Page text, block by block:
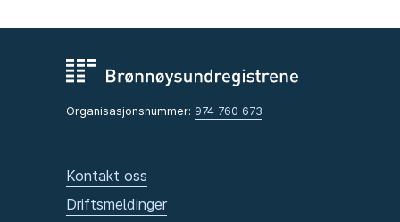
Organisasjonsnummer: 974 760 673
Kontakt oss
Driftsmeldinger